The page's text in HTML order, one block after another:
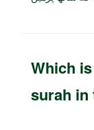
Which
surah in